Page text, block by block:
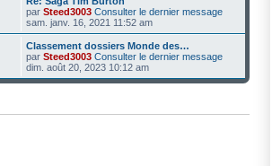
par Steed3003 Consulter le dernier message
sam. janv. 16, 2021 11:52 am
Classement dossiers Monde des…
par Steed3003 Consulter le dernier message
dim. août 20, 2023 10:12 am